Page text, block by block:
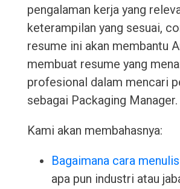
pengalaman kerja yang
keterampilan yang sesuai,
resume ini akan membantu
membuat resume yang
profesional dalam mencari
sebagai Packaging Manager.
Kami akan membahasnya:
Bagaimana cara
apa pun industri atau